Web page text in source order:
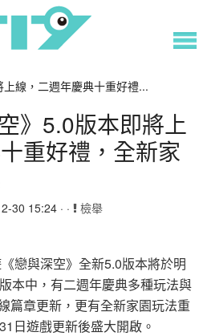
線，二週年慶典十重好禮...
》5.0版本即將上
重好禮，全新家
30 15:24 · · 檢舉
戀與深空》全新5.0版本將於明
本中，有二週年慶典多種玩法與
篇章更新，更有全新家園玩法重
日遊戲更新後盛大開啟。